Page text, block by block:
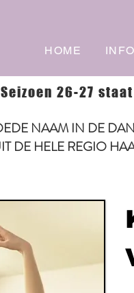
HOME
Seizoen 26-27
NAAM IN DE
DE HELE REGIO